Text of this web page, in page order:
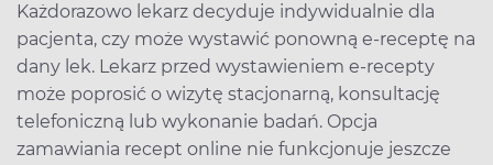
Każdorazowo lekarz decyduje indywidualnie dla
pacjenta, czy może wystawić ponowną e-receptę na
dany lek. Lekarz przed wystawieniem e-recepty
może poprosić o wizytę stacjonarną, konsultację
telefoniczną lub wykonanie badań. Opcja
zamawiania recept online nie funkcjonuje jeszcze